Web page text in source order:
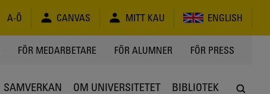
A-Ö CANVAS MITT KAU ENGLISH
FÖR MEDARBETARE FÖR ALUMNER FÖR PRESS
SAMVERKAN OM UNIVERSITETET BIBLIOTEK